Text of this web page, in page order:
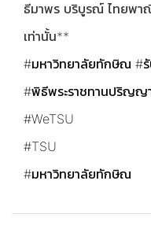
ธีมาพร บริบูรณ์ ไทยพา
เท่านั้น**
#มหาวิทยาลัยทักษิณ #
#พิธีพระราชทานปริญญ
#WeTSU
#TSU
#มหาวิทยาลัยทักษิณ